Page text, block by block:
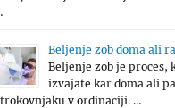
Beljenje zob doma ali
Beljenje zob je proces,
izvajate kar doma ali
v ordinaciji. …